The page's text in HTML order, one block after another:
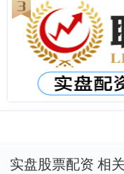
实盘股票配资 相